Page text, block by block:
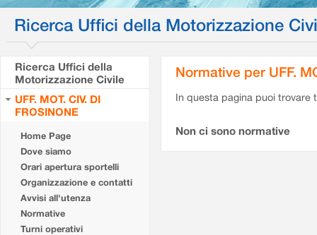
Ricerca Uffici della Motorizzazione
Ricerca Uffici della
Motorizzazione Civile
UFF. MOT. CIV. DI
FROSINONE
Home Page
Dove siamo
Orari apertura sportelli
Organizzazione e contatti
Avvisi all'utenza
Normative
Turni operativi
Normative per UFF.
In questa pagina puoi
Non ci sono normative